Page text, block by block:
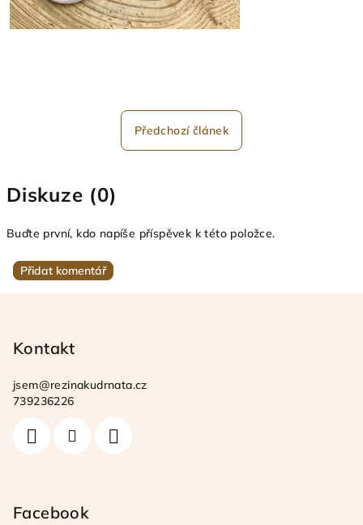
Předchozí článek
Diskuze (0)
Buďte první, kdo napíše příspěvek k této položce.
Přidat komentář
Kontakt
jsem@rezinakudrnata.cz
739236226
Facebook